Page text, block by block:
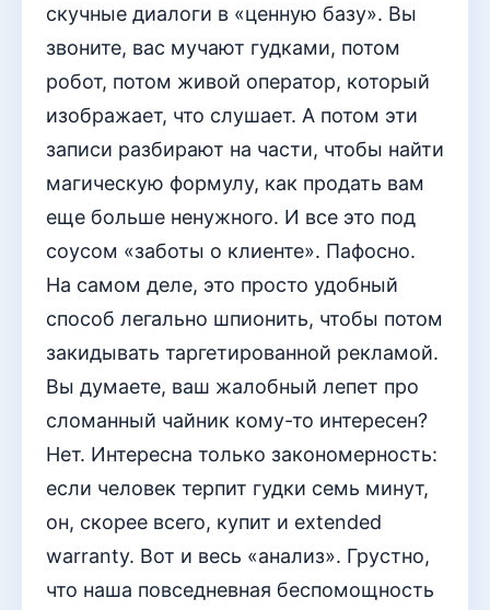
скучные диалоги в «ценную базу». Вы
звоните, вас мучают гудками, потом
робот, потом живой оператор, который
изображает, что слушает. А потом эти
записи разбирают на части, чтобы найти
магическую формулу, как продать вам
еще больше ненужного. И все это под
соусом «заботы о клиенте». Пафосно.
На самом деле, это просто удобный
способ легально шпионить, чтобы потом
закидывать таргетированной рекламой.
Вы думаете, ваш жалобный лепет про
сломанный чайник кому-то интересен?
Нет. Интересна только закономерность:
если человек терпит гудки семь минут,
он, скорее всего, купит и extended
warranty. Вот и весь «анализ». Грустно,
что наша повседневная беспомощность